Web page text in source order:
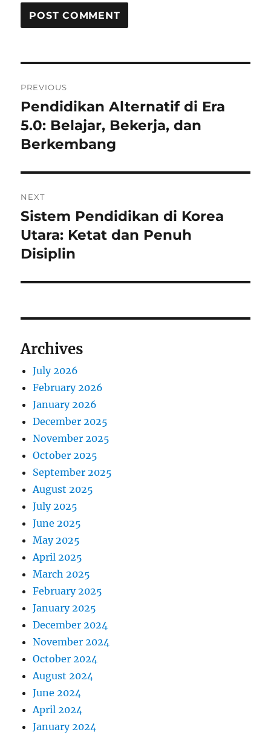
navigation
PREVIOUS
Previous
post:
Pendidikan Alternatif di Era
5.0: Belajar, Bekerja, dan
Berkembang
NEXT
Next
post:
Sistem Pendidikan di Korea
Utara: Ketat dan Penuh
Disiplin
Archives
July 2026
February 2026
January 2026
December 2025
November 2025
October 2025
September 2025
August 2025
July 2025
June 2025
May 2025
April 2025
March 2025
February 2025
January 2025
December 2024
November 2024
October 2024
August 2024
June 2024
April 2024
January 2024